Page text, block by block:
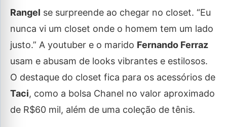
Rangel se surpreende ao chegar no closet. “Eu
nunca vi um closet onde o homem tem um lado
justo.” A youtuber e o marido Fernando Ferraz
usam e abusam de looks vibrantes e estilosos.
O destaque do closet fica para os acessórios de
Taci, como a bolsa Chanel no valor aproximado
de R$60 mil, além de uma coleção de tênis.